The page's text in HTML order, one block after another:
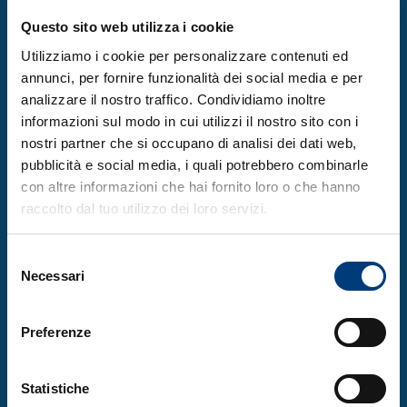
Questo sito web utilizza i cookie
Utilizziamo i cookie per personalizzare contenuti ed
annunci, per fornire funzionalità dei social media e per
analizzare il nostro traffico. Condividiamo inoltre
informazioni sul modo in cui utilizzi il nostro sito con i
nostri partner che si occupano di analisi dei dati web,
pubblicità e social media, i quali potrebbero combinarle
con altre informazioni che hai fornito loro o che hanno
raccolto dal tuo utilizzo dei loro servizi.
delNecessari
Preferenze
Statistiche
della Cooperazione Internazionale (
dell’Italia, ha elogiato la TWAS per il suo
contributo pluridecennale alla
collaborazione scientifica internazionale,
definendo l’Accademia «uno degli attori
principali della cooperazione scientifica
globale». Ha inoltre lodato l’impegno della
TWAS nel promuovere le donne e i giovani
nella scienza, esprimendo apprezzamento
collaborazione tra la TWAS e le università, i
laboratori e i centri di eccellenza italiani.
“La TWAS offre ai ricercatori di tutto il
mondo l’opportunità di crescere nel proprio
ambito di competenza», ha affermato.